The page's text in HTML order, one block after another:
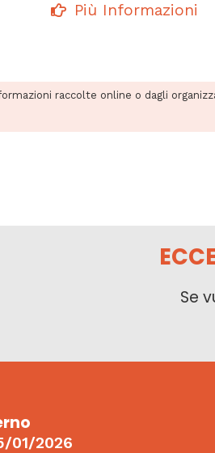
Più Informazioni
raccolte online o dagli
Se
01/2026